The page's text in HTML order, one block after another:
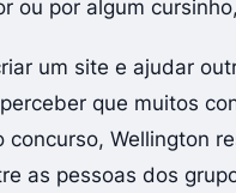
ou por algum
um site e ajudar
que muitos
concurso, Wellington
as pessoas dos